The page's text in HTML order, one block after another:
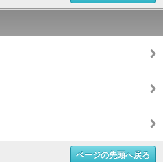
ページの先頭へ戻る